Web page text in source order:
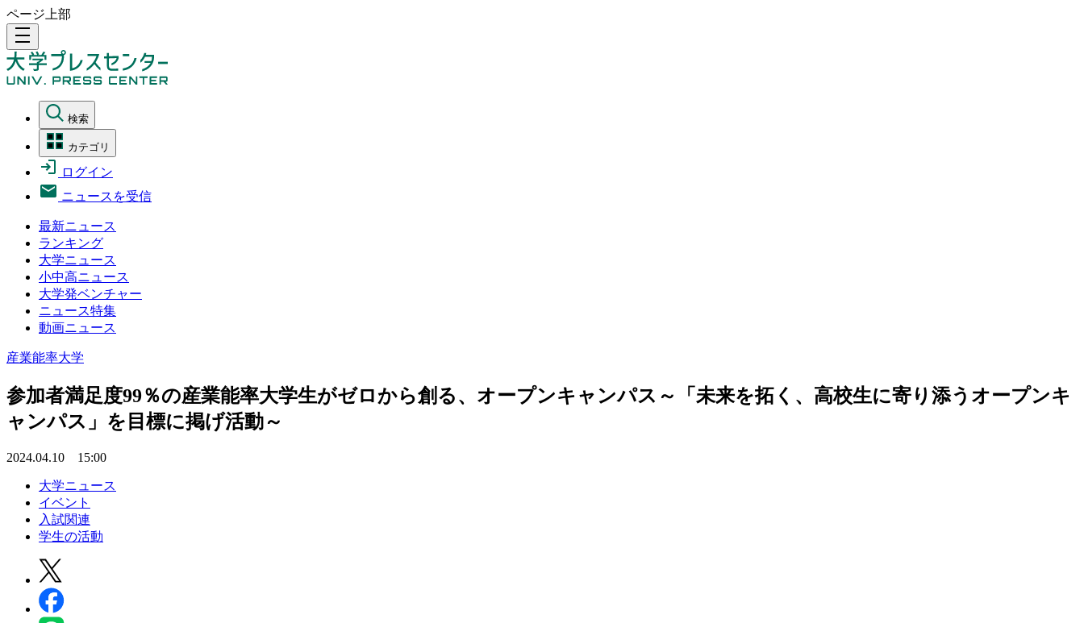
ページ上部
density_medium
検索
カテゴリ
ログイン
ニュースを受信
最新ニュース
ランキング
大学ニュース
小中高ニュース
大学発ベンチャー
ニュース特集
動画ニュース
産業能率大学
参加者満足度99％の産業能率大学生がゼロから創る、オープンキャンパス～「未来を拓く、高校生に寄り添うオープンキ
ャンパス」を目標に掲げ活動～
2024.04.10 15:00
大学ニュース
イベント
入試関連
学生の活動